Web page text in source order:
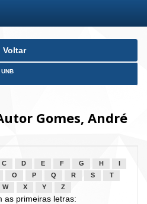
Voltar
Gomes, André
C D E F G H
O P Q R S
T
W X Y Z
as primeiras letras: